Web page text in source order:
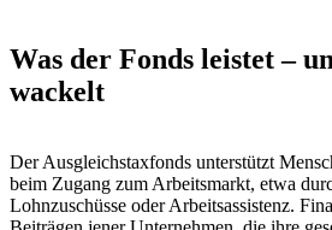
Was der Fonds leistet –
wackelt
Der Ausgleichstaxfonds unterstützt
beim Zugang zum Arbeitsmarkt, etwa
Lohnzuschüsse oder Arbeitsassistenz.